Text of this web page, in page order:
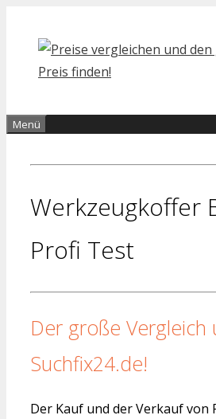
Inhalt
springen
Menü
Werkzeugkoffer
Profi Test
Der große Vergleich
Suchfix24.de!
Der Kauf und der Verkauf von